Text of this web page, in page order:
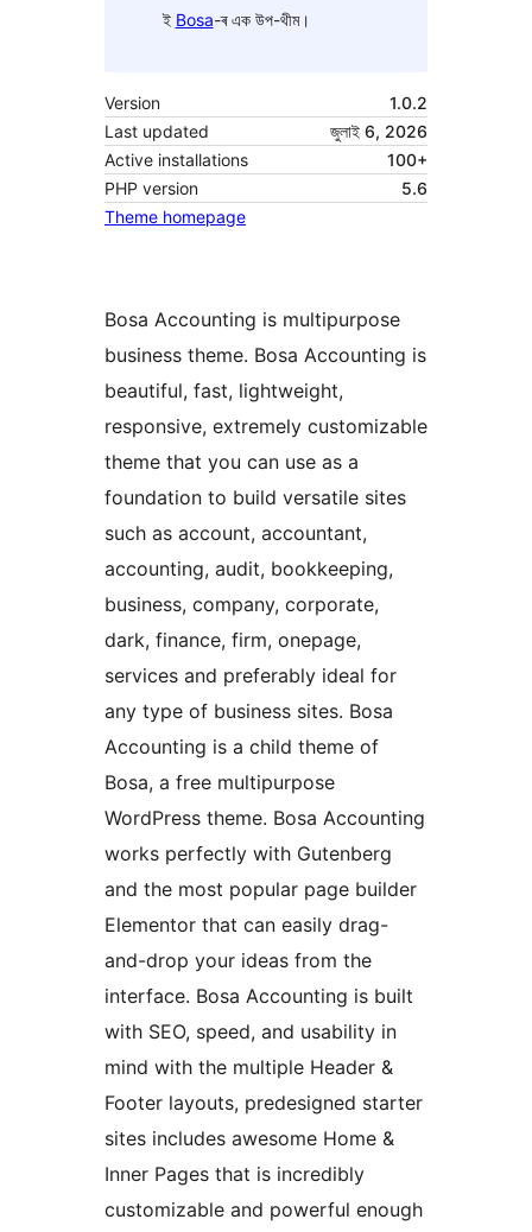
ই Bosa-ৰ এক উপ-থীম।
Version
1.0.2
Last updated
জুলাই 6, 2026
Active installations
100+
PHP version
5.6
Theme homepage
Bosa Accounting is multipurpose
business theme. Bosa Accounting is
beautiful, fast, lightweight,
responsive, extremely customizable
theme that you can use as a
foundation to build versatile sites
such as account, accountant,
accounting, audit, bookkeeping,
business, company, corporate,
dark, finance, firm, onepage,
services and preferably ideal for
any type of business sites. Bosa
Accounting is a child theme of
Bosa, a free multipurpose
WordPress theme. Bosa Accounting
works perfectly with Gutenberg
and the most popular page builder
Elementor that can easily drag-
and-drop your ideas from the
interface. Bosa Accounting is built
with SEO, speed, and usability in
mind with the multiple Header &
Footer layouts, predesigned starter
sites includes awesome Home &
Inner Pages that is incredibly
customizable and powerful enough